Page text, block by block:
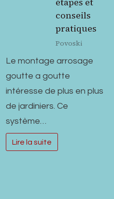
conseils
pratiques
Povoski
Le montage arrosage
goutte a goutte
intéresse de plus en plus
de jardiniers. Ce
système…
Lire la suite